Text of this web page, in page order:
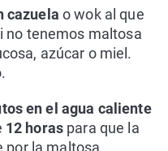
cazuelao wok al que
no tenemos maltosa
azúcar o miel.
en el agua caliente
12 horas para que la
por la maltosa.